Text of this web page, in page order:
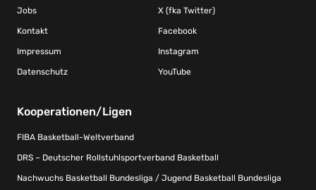
Jobs
Kontakt
Impressum
Datenschutz
X (fka Twitter)
Facebook
Instagram
YouTube
Kooperationen/Ligen
FIBA Basketball-Weltverband
DRS – Deutscher Rollstuhlsportverband Basketball
Nachwuchs Basketball Bundesliga / Jugend Basketball Bundesliga